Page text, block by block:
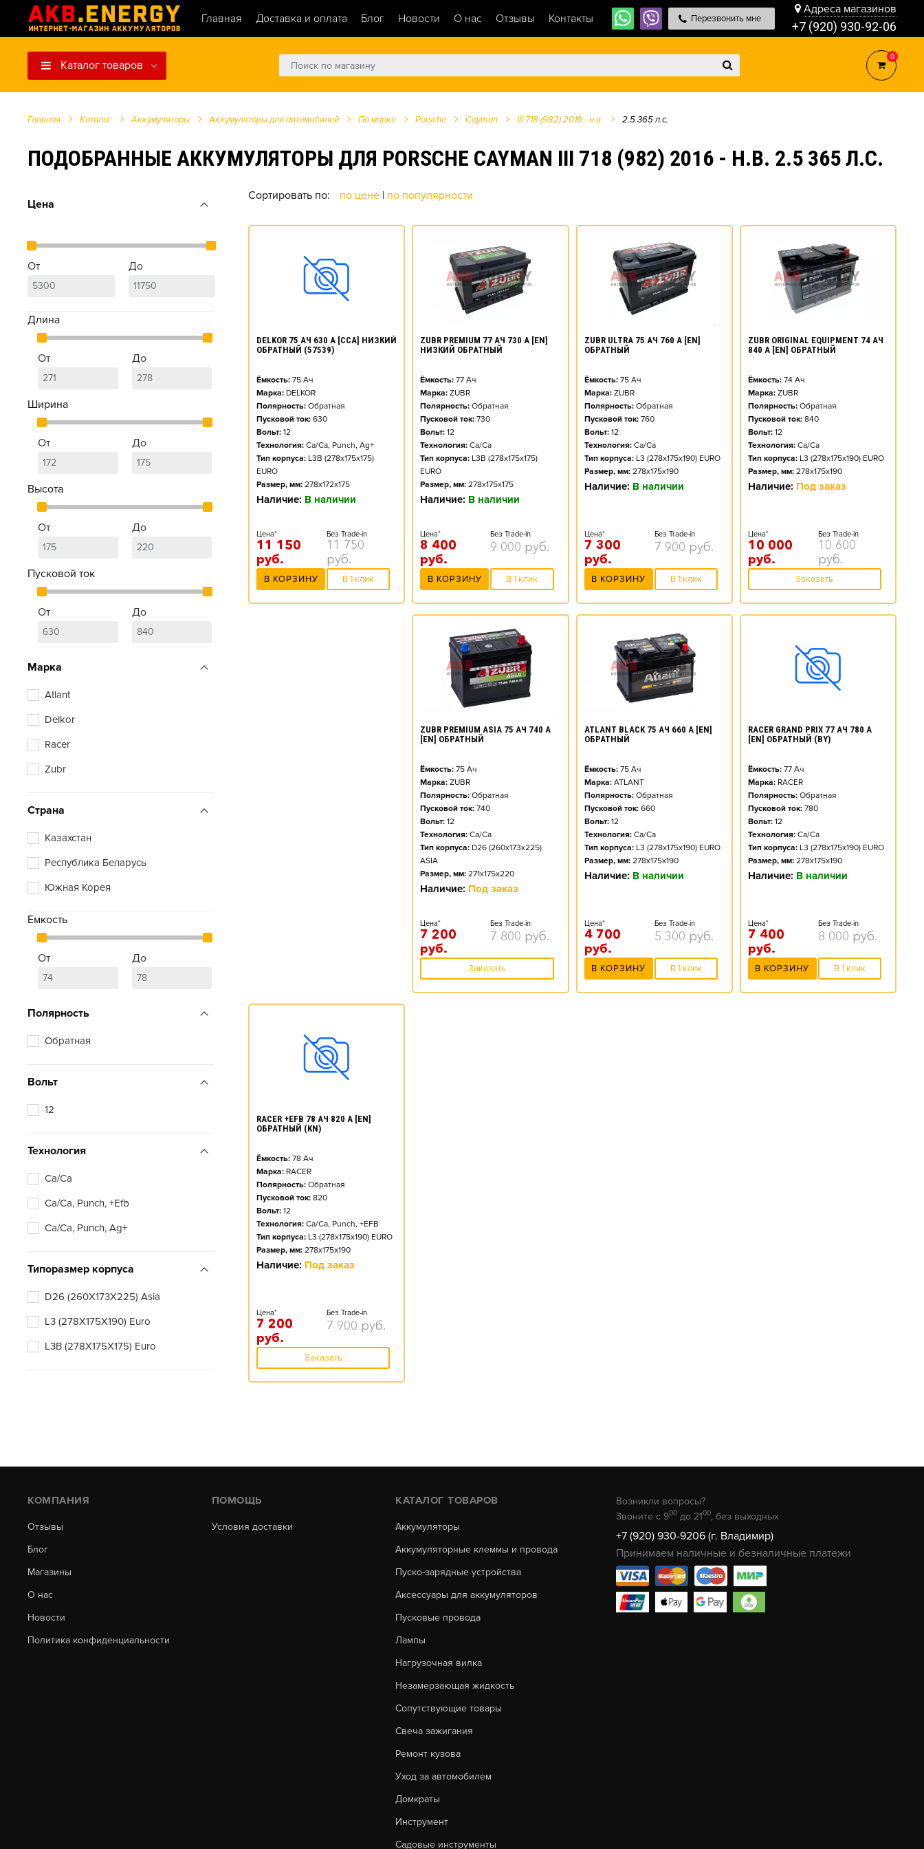
Главная Доставка и оплата Блог Новости О нас Отзывы Контакты Перезвонить мне
Адреса магазинов
+7 (920) 930-92-06
Каталог товаров
0
Главная Каталог Аккумуляторы Аккумуляторы для автомобилей По марке Porsche Cayman III 718 (982) 2016 - н.в. 2.5 365 л.c.
ПОДОБРАННЫЕ АККУМУЛЯТОРЫ ДЛЯ PORSCHE CAYMAN III 718 (982) 2016 - Н.В. 2.5 365 Л.C.
Цена
От До
Длина
От До
Ширина
От До
Высота
От До
Пусковой ток
От До
Марка
Atlant
Delkor
Racer
Zubr
Страна
Казахстан
Республика Беларусь
Южная Корея
Емкость
От До
Полярность
Обратная
Вольт
12
Технология
Ca/Ca
Ca/Ca, Punch, +Efb
Ca/Ca, Punch, Ag+
Типоразмер корпуса
D26 (260X173X225) Asia
L3 (278X175X190) Euro
L3B (278X175X175) Euro
Сортировать по: по цене | по популярности
DELKOR 75 АЧ 630 А [CCA] НИЗКИЙ
ОБРАТНЫЙ (57539)
Ёмкость: 75 Ач
Марка: DELKOR
Полярность: Обратная
Пусковой ток: 630
Вольт: 12
Технология: Ca/Ca, Punch, Ag+
Тип корпуса: L3B (278x175x175)
EURO
Размер, мм: 278x172x175
Наличие: В наличии
Цена*
11 150
руб.
Без Trade-in
11 750
руб.
В КОРЗИНУ В 1 клик
ZUBR PREMIUM 77 АЧ 730 А [EN]
НИЗКИЙ ОБРАТНЫЙ
Ёмкость: 77 Ач
Марка: ZUBR
Полярность: Обратная
Пусковой ток: 730
Вольт: 12
Технология: Ca/Ca
Тип корпуса: L3B (278x175x175)
EURO
Размер, мм: 278x175x175
Наличие: В наличии
Цена*
8 400
руб.
Без Trade-in
9 000 руб.
В КОРЗИНУ В 1 клик
ZUBR ULTRA 75 АЧ 760 А [EN]
ОБРАТНЫЙ
Ёмкость: 75Ач
Марка: ZUBR
Полярность: Обратная
Пусковой ток: 760
Вольт: 12
Технология: Ca/Ca
Тип корпуса: L3 (278x175x190) EURO
Размер, мм: 278x175x190
Наличие: В наличии
Цена*
7 300
руб.
Без Trade-in
7 900 руб.
В КОРЗИНУ В 1 клик
ZUBR ORIGINAL EQUIPMENT 74 АЧ
840 А [EN] ОБРАТНЫЙ
Ёмкость: 74Ач
Марка: ZUBR
Полярность: Обратная
Пусковой ток: 840
Вольт: 12
Технология: Ca/Ca
Тип корпуса: L3 (278x175x190) EURO
Размер, мм: 278x175x190
Наличие: Под заказ
Цена*
10 000
руб.
Без Trade-in
10 600
руб.
Заказать
ZUBR PREMIUM ASIA 75 АЧ 740 А
[EN] ОБРАТНЫЙ
Ёмкость: 75 Ач
Марка: ZUBR
Полярность: Обратная
Пусковой ток: 740
Вольт: 12
Технология: Ca/Ca
Тип корпуса: D26 (260x173x225)
ASIA
Размер, мм: 271x175x220
Наличие: Под заказ
Цена*
7 200
руб.
Без Trade-in
7 800 руб.
Заказать
ATLANT BLACK 75 АЧ 660 А [EN]
ОБРАТНЫЙ
Ёмкость: 75Ач
Марка: ATLANT
Полярность: Обратная
Пусковой ток: 660
Вольт: 12
Технология: Ca/Ca
Тип корпуса: L3 (278x175x190) EURO
Размер, мм: 278x175x190
Наличие: В наличии
Цена*
4 700
руб.
Без Trade-in
5 300 руб.
В КОРЗИНУ В 1 клик
RACER GRAND PRIX 77 АЧ 780 А
[EN] ОБРАТНЫЙ (BY)
Ёмкость: 77Ач
Марка: RACER
Полярность: Обратная
Пусковой ток: 780
Вольт: 12
Технология: Ca/Ca
Тип корпуса: L3 (278x175x190) EURO
Размер, мм: 278x175x190
Наличие: В наличии
Цена*
7 400
руб.
Без Trade-in
8 000 руб.
В КОРЗИНУ В 1 клик
RACER +EFB 78 АЧ 820 А [EN]
ОБРАТНЫЙ (KN)
Ёмкость: 78 Ач
Марка: RACER
Полярность: Обратная
Пусковой ток: 820
Вольт: 12
Технология: Ca/Ca, Punch, +EFB
Тип корпуса: L3 (278x175x190) EURO
Размер, мм: 278x175x190
Наличие: Под заказ
Цена*
7 200
руб.
Без Trade-in
7 900 руб.
Заказать
КОМПАНИЯ
Отзывы
Блог
Магазины
О нас
Новости
Политика конфиденциальности
ПОМОЩЬ
Условия доставки
КАТАЛОГ ТОВАРОВ
Аккумуляторы
Аккумуляторные клеммы и провода
Пуско-зарядные устройства
Аксессуары для аккумуляторов
Пусковые провода
Лампы
Нагрузочная вилка
Незамерзающая жидкость
Сопутствующие товары
Свеча зажигания
Ремонт кузова
Уход за автомобилем
Домкраты
Инструмент
Садовые инструменты
Возникли вопросы?
Звоните с 900 до 2100, без выходных
+7 (920) 930-9206 (г. Владимир)
Принимаем наличные и безналичные платежи